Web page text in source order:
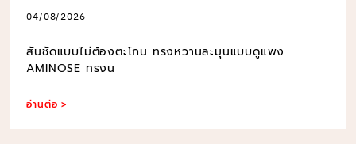
04/08/2026
สันชัดแบบไม่ต้องตะโกน ทรงหวานละมุนแบบดูแพง
AMINOSE ทรงน
อ่านต่อ >